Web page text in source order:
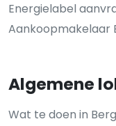
Energielabel
Aankoopmakelaar
Algemene
Wat te doen in